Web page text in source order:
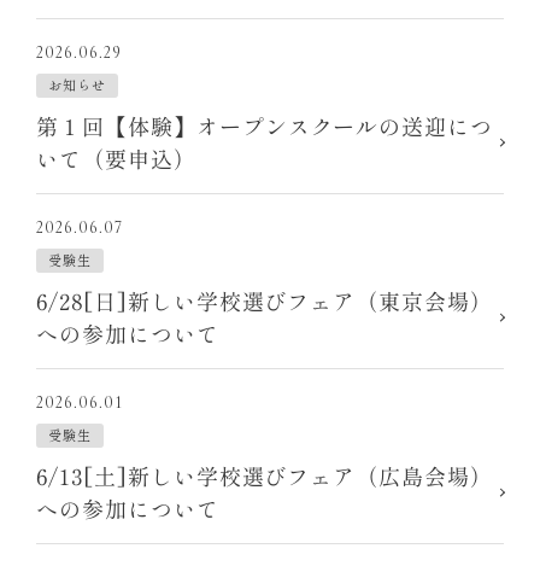
2026.06.29
お知らせ
第１回【体験】オープンスクールの送迎につ
いて（要申込）
2026.06.07
受験生
6/28[日]新しい学校選びフェア（東京会場）
への参加について
2026.06.01
受験生
6/13[土]新しい学校選びフェア（広島会場）
への参加について